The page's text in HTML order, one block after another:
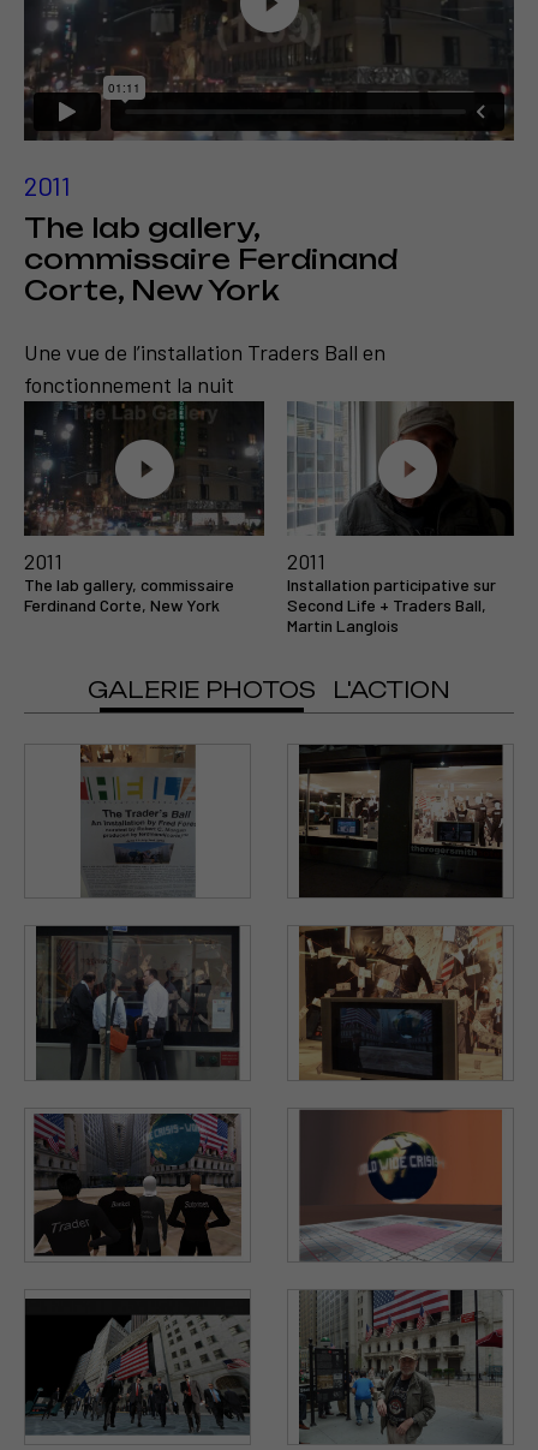
2011
The lab gallery,
commissaire Ferdinand
Corte, New York
Une vue de l’installation Traders Ball en
fonctionnement la nuit
Voir la vidéo
Ecouter
2011
The lab gallery, commissaire
Ferdinand Corte, New York
2011
Installation participative sur
Second Life + Traders Ball,
Martin Langlois
GALERIE PHOTOS L'ACTION